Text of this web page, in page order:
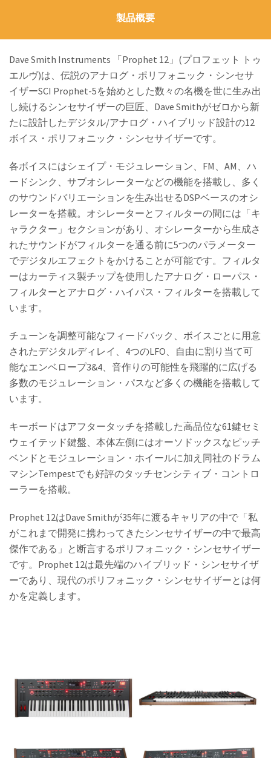
製品概要
Dave Smith Instruments 「Prophet 12」(プロフェット トゥ
エルヴ)は、伝説のアナログ・ポリフォニック・シンセサ
イザーSCI Prophet-5を始めとした数々の名機を世に生み出
し続けるシンセサイザーの巨匠、Dave Smithがゼロから新
たに設計したデジタル/アナログ・ハイブリッド設計の12
ボイス・ポリフォニック・シンセサイザーです。
各ボイスにはシェイプ・モジュレーション、FM、AM、ハ
ードシンク、サブオシレーターなどの機能を搭載し、多く
のサウンドバリエーションを生み出せるDSPベースのオシ
レーターを搭載。オシレーターとフィルターの間には「キ
ャラクター」セクションがあり、オシレーターから生成さ
れたサウンドがフィルターを通る前に5つのパラメーター
でデジタルエフェクトをかけることが可能です。フィルタ
ーはカーティス製チップを使用したアナログ・ローパス・
フィルターとアナログ・ハイパス・フィルターを搭載して
います。
チューンを調整可能なフィードバック、ボイスごとに用意
されたデジタルディレイ、4つのLFO、自由に割り当て可
能なエンベロープ3&4、音作りの可能性を飛躍的に広げる
多数のモジュレーション・パスなど多くの機能を搭載して
います。
キーボードはアフタータッチを搭載した高品位な61鍵セミ
ウェイテッド鍵盤、本体左側にはオーソドックスなピッチ
ベンドとモジュレーション・ホイールに加え同社のドラム
マシンTempestでも好評のタッチセンシティブ・コントロ
ーラーを搭載。
Prophet 12はDave Smithが35年に渡るキャリアの中で「私
がこれまで開発に携わってきたシンセサイザーの中で最高
傑作である」と断言するポリフォニック・シンセサイザー
です。Prophet 12は最先端のハイブリッド・シンセサイザ
ーであり、現代のポリフォニック・シンセサイザーとは何
かを定義します。